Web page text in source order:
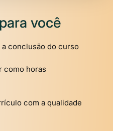
você
conclusão do curso
como horas
com a qualidade